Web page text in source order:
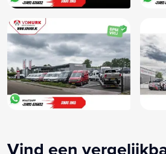
Vind een